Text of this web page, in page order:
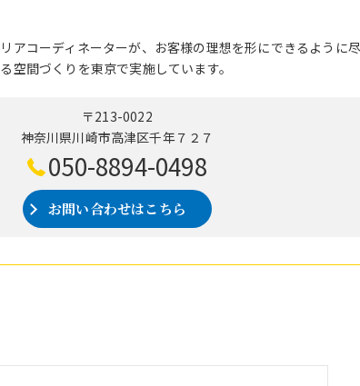
アコーディネーターが、お客様の理想を形にできるように
空間づくりを東京で実施しています。
〒213-0022
神奈川県川崎市高津区千年７２７
050-8894-0498
お問い合わせはこちら